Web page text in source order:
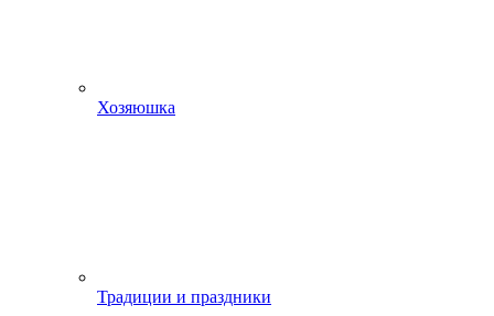
Хозяюшка
Традиции и праздники